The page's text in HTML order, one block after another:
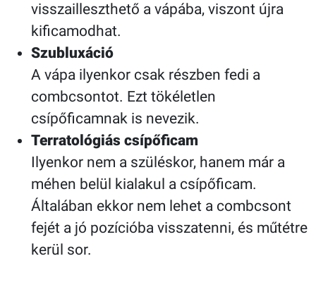
visszailleszthető a vápába, viszont újra
kificamodhat.
Szubluxáció
A vápa ilyenkor csak részben fedi a
combcsontot. Ezt tökéletlen
csípőficamnak is nevezik.
Terratológiás csípőficam
Ilyenkor nem a szüléskor, hanem már a
méhen belül kialakul a csípőficam.
Általában ekkor nem lehet a combcsont
fejét a jó pozícióba visszatenni, és műtétre
kerül sor.